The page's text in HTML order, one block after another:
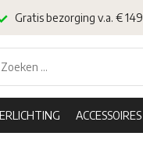
Gratis bezorging v.a. € 149
ACCESSOIRES